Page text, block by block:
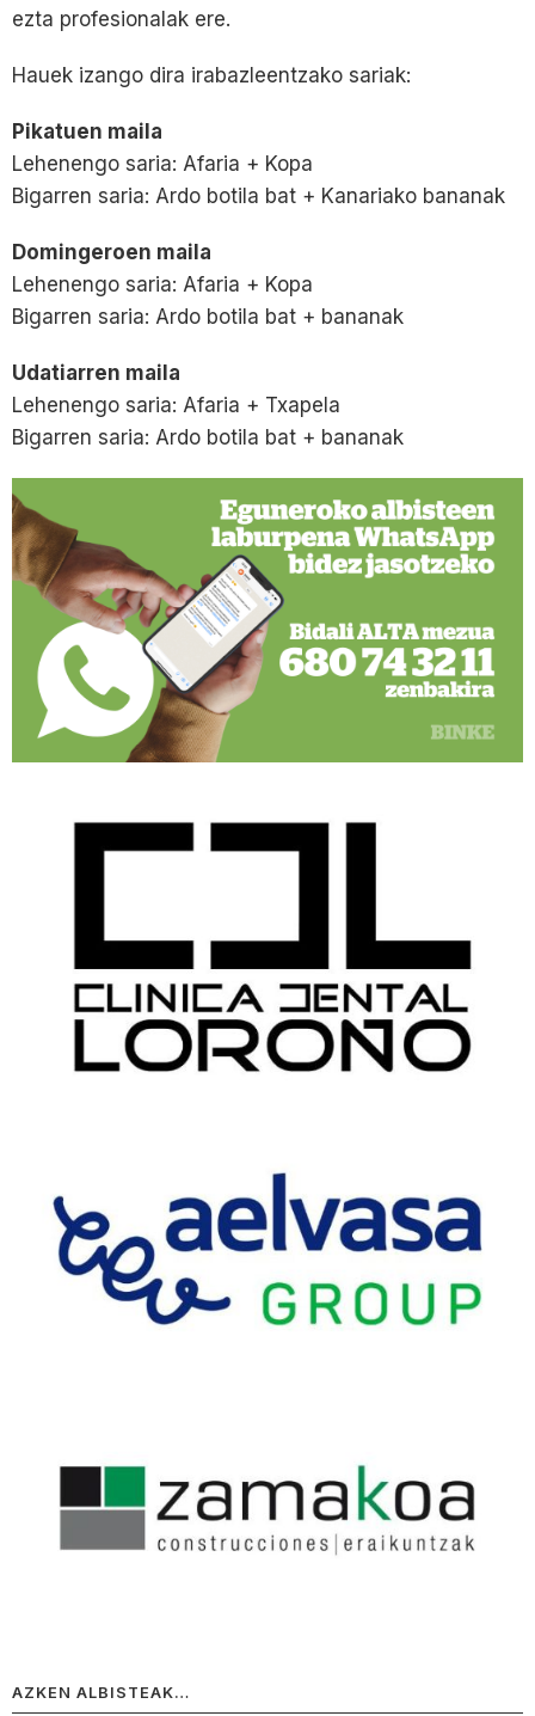
ezta profesionalak ere.
Hauek izango dira irabazleentzako sariak:
Pikatuen maila
Lehenengo saria: Afaria + Kopa
Bigarren saria: Ardo botila bat + Kanariako bananak
Domingeroen maila
Lehenengo saria: Afaria + Kopa
Bigarren saria: Ardo botila bat + bananak
Udatiarren maila
Lehenengo saria: Afaria + Txapela
Bigarren saria: Ardo botila bat + bananak
AZKEN ALBISTEAK…